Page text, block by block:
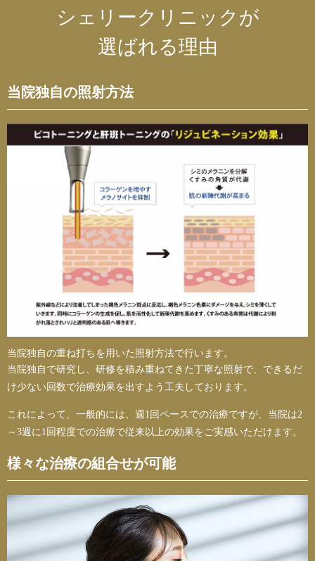
シェリークリニックが
選ばれる理由
当院独自の照射方法
当院独自の重ね打ちを用いた照射方法で行います。
当院独自で研究し、研修を積み重ねてきた丁寧な照射で、できるだ
け少ない回数で治療効果を出すよう工夫しております。
これによって、一般的には、週1回ペースでの治療ですが、当院は2
～3週に1回程度での治療で従来以上の効果をご実感いただけます。
様々な治療の組合せが可能